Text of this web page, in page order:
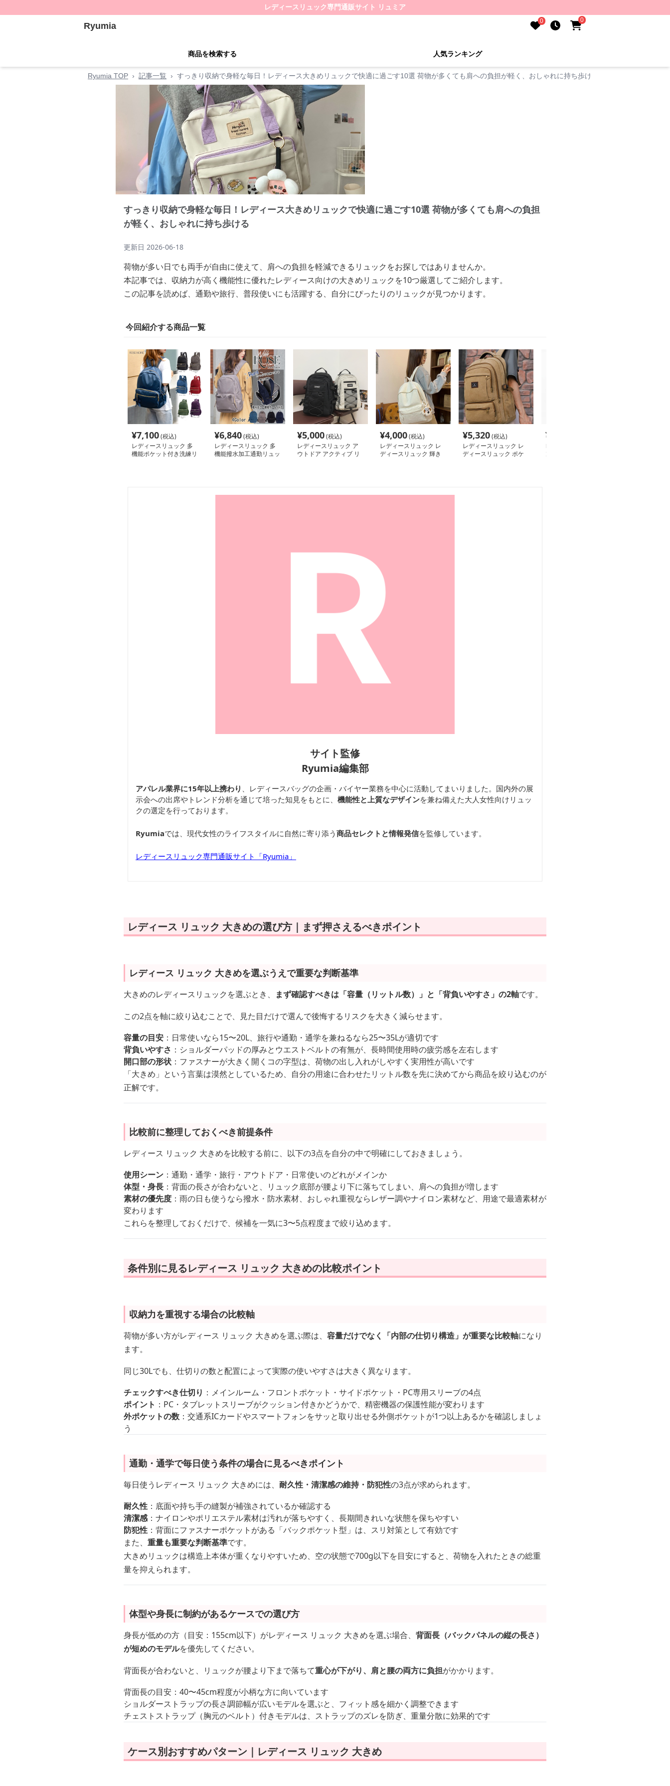
レディースリュック専門通販サイト リュミア
Ryumia 0 0
商品を検索する 人気ランキング
Ryumia TOP › 記事一覧 › すっきり収納で身軽な毎日！レディース大きめリュックで快適に過ごす10選 荷物が多くても肩への負担が軽く、おしゃれに持ち歩ける
すっきり収納で身軽な毎日！レディース大きめリュックで快適に過ごす10選 荷物が多くても肩への負担
が軽く、おしゃれに持ち歩ける
更新日 2026-06-18
荷物が多い日でも両手が自由に使えて、肩への負担を軽減できるリュックをお探しではありませんか。
本記事では、収納力が高く機能性に優れたレディース向けの大きめリュックを10つ厳選してご紹介します。
この記事を読めば、通勤や旅行、普段使いにも活躍する、自分にぴったりのリュックが見つかります。
今回紹介する商品一覧
¥7,100(税込)
レディースリュック 多
機能ポケット付き洗練リ
¥6,840(税込)
レディースリュック 多
機能撥水加工通勤リュッ
¥5,000(税込)
レディースリュック ア
ウトドア アクティブ リ
¥4,000(税込)
レディースリュック レ
ディースリュック 輝き
¥5,320(税込)
レディースリュック レ
ディースリュック ポケ
¥
レディースリュック シ
ンプル防水旅リュック
サイト監修
Ryumia編集部
アパレル業界に15年以上携わり 、レディースバッグの企画・バイヤー業務を中心に活動してまいりました。国内外の展
示会への出席やトレンド分析を通じて培った知見をもとに、 機能性と上質なデザインを兼ね備えた大人女性向けリュッ
クの選定を行っております。
Ryumiaでは、現代女性のライフスタイルに自然に寄り添う 商品セレクトと情報発信を監修しています。
レディースリュック専門通販サイト「Ryumia」
レディース リュック 大きめの選び方｜まず押さえるべきポイント
レディース リュック 大きめを選ぶうえで重要な判断基準
大きめのレディースリュックを選ぶとき、 まず確認すべきは「容量（リットル数）」と「背負いやすさ」の2軸です。
この2点を軸に絞り込むことで、見た目だけで選んで後悔するリスクを大きく減らせます。
容量の目安 ：日常使いなら15〜20L、旅行や通勤・通学を兼ねるなら25〜35Lが適切です
背負いやすさ ：ショルダーパッドの厚みとウエストベルトの有無が、長時間使用時の疲労感を左右します
開口部の形状 ：ファスナーが大きく開くコの字型は、荷物の出し入れがしやすく実用性が高いです
「大きめ」という言葉は漠然としているため、自分の用途に合わせたリットル数を先に決めてから商品を絞り込むのが
正解です。
比較前に整理しておくべき前提条件
レディース リュック 大きめを比較する前に、以下の3点を自分の中で明確にしておきましょう。
使用シーン ：通勤・通学・旅行・アウトドア・日常使いのどれがメインか
体型・身長 ：背面の長さが合わないと、リュック底部が腰より下に落ちてしまい、肩への負担が増します
素材の優先度 ：雨の日も使うなら撥水・防水素材、おしゃれ重視ならレザー調やナイロン素材など、用途で最適素材が
変わります
これらを整理しておくだけで、候補を一気に3〜5点程度まで絞り込めます。
条件別に見るレディース リュック 大きめの比較ポイント
収納力を重視する場合の比較軸
荷物が多い方がレディース リュック 大きめを選ぶ際は、 容量だけでなく「内部の仕切り構造」が重要な比較軸になり
ます。
同じ30Lでも、仕切りの数と配置によって実際の使いやすさは大きく異なります。
チェックすべき仕切り ：メインルーム・フロントポケット・サイドポケット・PC専用スリーブの4点
ポイント ：PC・タブレットスリーブがクッション付きかどうかで、精密機器の保護性能が変わります
外ポケットの数 ：交通系ICカードやスマートフォンをサッと取り出せる外側ポケットが1つ以上あるかを確認しましょ
う
通勤・通学で毎日使う条件の場合に見るべきポイント
毎日使うレディース リュック 大きめには、 耐久性・清潔感の維持・防犯性の3点が求められます。
耐久性 ：底面や持ち手の縫製が補強されているか確認する
清潔感：ナイロンやポリエステル素材は汚れが落ちやすく、長期間きれいな状態を保ちやすい
防犯性 ：背面にファスナーポケットがある「バックポケット型」は、スリ対策として有効です
また、 重量も重要な判断基準です。
大きめリュックは構造上本体が重くなりやすいため、空の状態で700g以下を目安にすると、荷物を入れたときの総重
量を抑えられます。
体型や身長に制約があるケースでの選び方
身長が低めの方（目安：155cm以下）がレディース リュック 大きめを選ぶ場合、 背面長（バックパネルの縦の長さ）
が短めのモデルを優先してください。
背面長が合わないと、リュックが腰より下まで落ちて重心が下がり、肩と腰の両方に負担がかかります。
背面長の目安：40〜45cm程度が小柄な方に向いています
ショルダーストラップの長さ調節幅が広いモデルを選ぶと、フィット感を細かく調整できます
チェストストラップ（胸元のベルト）付きモデルは、ストラップのズレを防ぎ、重量分散に効果的です
ケース別おすすめパターン｜レディース リュック 大きめ